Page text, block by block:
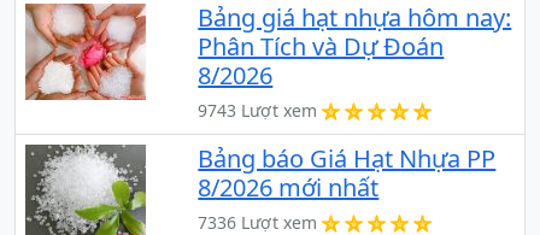
Bảng giá hạt nhựa hôm nay:
Phân Tích và Dự Đoán
8/2026
9743 Lượt xem
Bảng báo Giá Hạt Nhựa PP
8/2026 mới nhất
7336 Lượt xem